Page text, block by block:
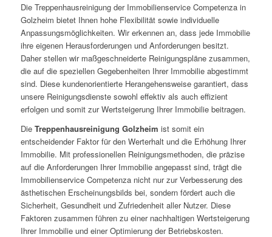
Die Treppenhausreinigung der Immobilienservice Competenza in
Golzheim bietet Ihnen hohe Flexibilität sowie individuelle
Anpassungsmöglichkeiten. Wir erkennen an, dass jede Immobilie
ihre eigenen Herausforderungen und Anforderungen besitzt.
Daher stellen wir maßgeschneiderte Reinigungspläne zusammen,
die auf die speziellen Gegebenheiten Ihrer Immobilie abgestimmt
sind. Diese kundenorientierte Herangehensweise garantiert, dass
unsere Reinigungsdienste sowohl effektiv als auch effizient
erfolgen und somit zur Wertsteigerung Ihrer Immobilie beitragen.
Die Treppenhausreinigung Golzheim ist somit ein
entscheidender Faktor für den Werterhalt und die Erhöhung Ihrer
Immobilie. Mit professionellen Reinigungsmethoden, die präzise
auf die Anforderungen Ihrer Immobilie angepasst sind, trägt die
Immobilienservice Competenza nicht nur zur Verbesserung des
ästhetischen Erscheinungsbilds bei, sondern fördert auch die
Sicherheit, Gesundheit und Zufriedenheit aller Nutzer. Diese
Faktoren zusammen führen zu einer nachhaltigen Wertsteigerung
Ihrer Immobilie und einer Optimierung der Betriebskosten.